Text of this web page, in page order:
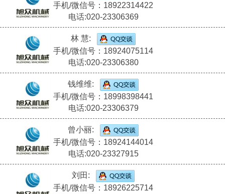
手机/微信号：18922314422
电话:020-23306369
林 慧:
手机/微信号：18924075114
电话:020-23306380
钱维维:
手机/微信号：18998398441
电话:020-23306379
曾小丽:
手机/微信号：18924144014
电话:020-23327915
刘田:
手机/微信号：18926225714